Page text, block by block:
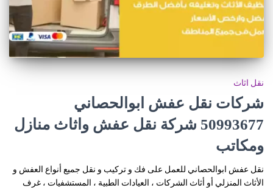
نقل اثاث
شركات نقل عفش ابوالحصاني
50993677 شركة نقل عفش واثاث منازل
ومكاتب
نقل عفش ابوالحصاني للعمل على فك و تركيب و نقل جميع أنواع العفش و
الأثاث المنزلي أو أثاث الشركات ، العيادات الطبية ، المستشفيات ، غرف